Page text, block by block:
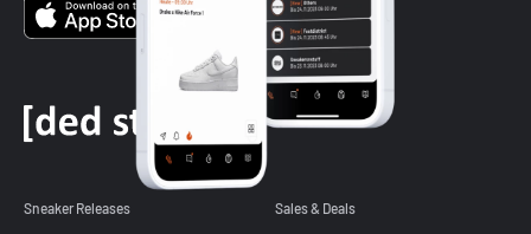
Sneaker Releases Sales & Deals